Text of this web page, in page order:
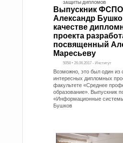
ЗАЩИТЫ ДИПЛОМОВ
Выпускник ФСПО
Александр
качестве
проекта
посвященный
Маресьеву
5058 • 26.06.2017 - Институт
Возможно, это был один из
интересных дипломных
факультете «Среднее
образование». Выпускник
«Информационные
Бушков